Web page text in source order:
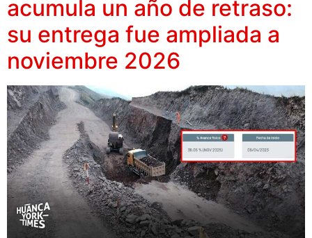
acumula un año de retraso:
su entrega fue ampliada a
noviembre 2026